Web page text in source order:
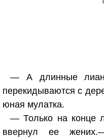
— А длинные
перекидываются с
юная мулатка.
— Только на конце
ввернул ее